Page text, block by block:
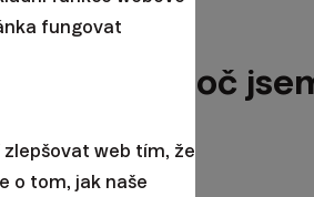
Brežný – Proč
fungovat
web tím, že
o tom, jak naše